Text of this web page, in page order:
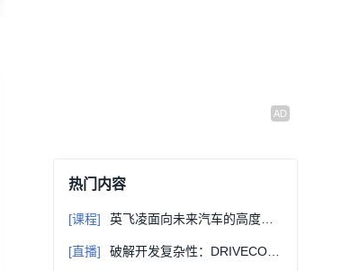
热门内容
[课程] 英飞凌面向未来汽车的高度集成BLDC电机控制解决方案
[直播] 破解开发复杂性：DRIVECORE™ TC4 IT2 赋能ADAS、AD和机器人应用创新